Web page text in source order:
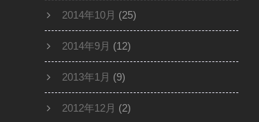
2014年10月 (25)
2014年9月 (12)
2013年1月 (9)
2012年12月 (2)